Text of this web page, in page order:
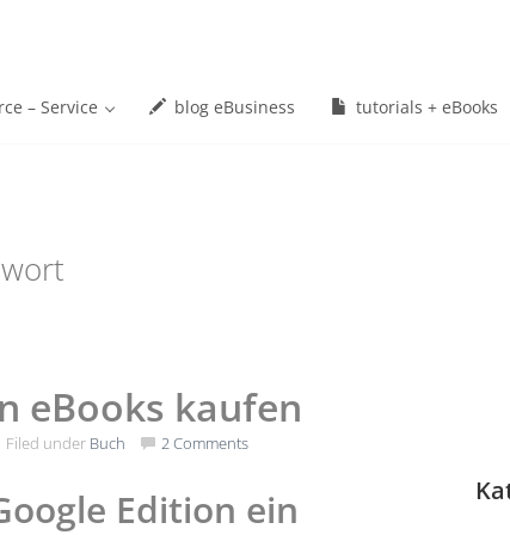
– Service blog eBusiness tutorials + eBooks
eBooks kaufen
Filed under Buch 2 Comments
Edition ein